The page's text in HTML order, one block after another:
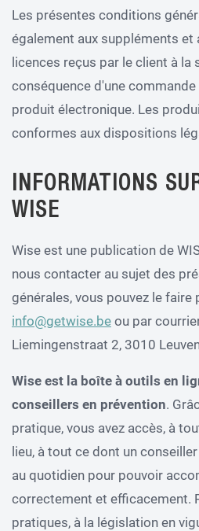
Les présentes conditions
également aux suppléments et
licences reçus par le client à la
conséquence d'une
produit électronique. Les
conformes aux dispositions
INFORMATIONS
WISE
Wise est une publication de
nous contacter au sujet des
générales, vous pouvez le faire
info@getwise.be ou par
Liemingenstraat 2, 3010
Wise est la boîte à outils en
conseillers en prévention.
pratique, vous avez accès, à
lieu, à tout ce dont un
au quotidien pour pouvoir
correctement et efficacement.
pratiques, à la législation en